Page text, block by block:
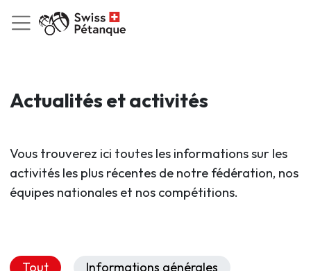
Actualités et activités
Vous trouverez ici toutes les informations sur les
activités les plus récentes de notre fédération, nos
équipes nationales et nos compétitions.
Tout
Informations générales